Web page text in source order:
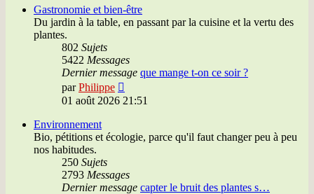
message
Gastronomie et bien-être
Du jardin à la table, en passant par la cuisine et la vertu des
plantes.
802 Sujets
5422 Messages
Dernier message que mange t-on ce soir ?
parPhilippe
le
01 août 2026 21:51
Environnement
Bio, pétitions et écologie, parce qu'il faut changer peu à peu
nos habitudes.
250 Sujets
2793 Messages
Dernier message capter le bruit des plantes s…